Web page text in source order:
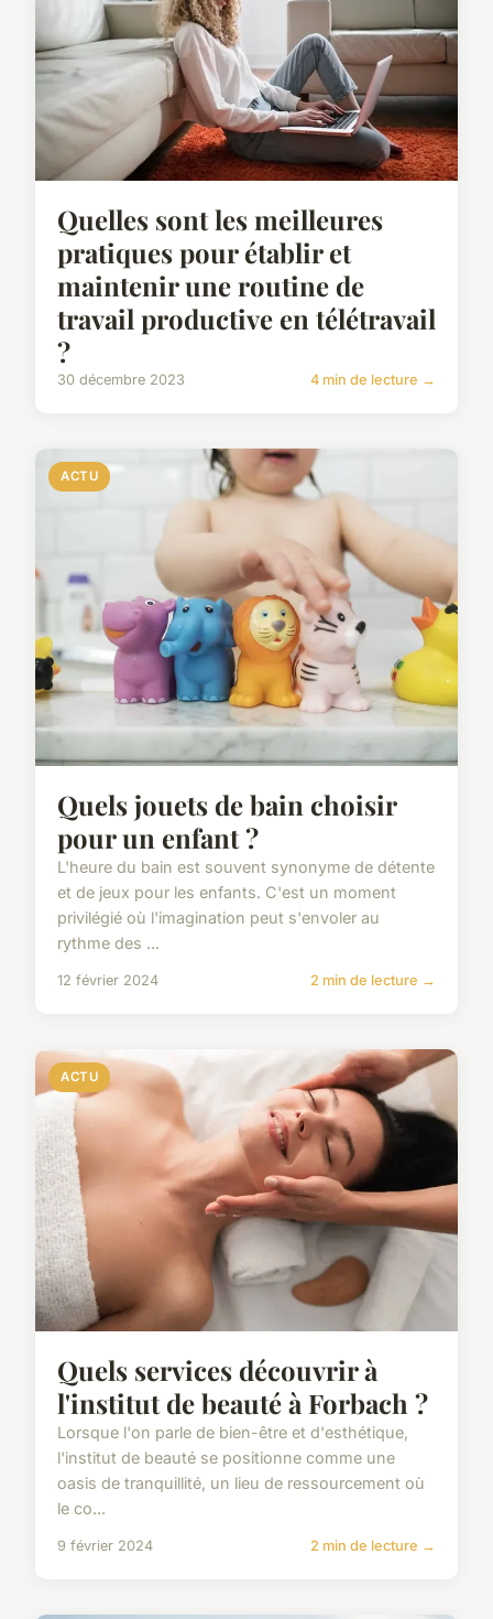
Quelles sont les meilleures
pratiques pour établir et
maintenir une routine de
travail productive en télétravail
?
30 décembre 2023 4 min de lecture →
ACTU
Quels jouets de bain choisir
pour un enfant ?
L'heure du bain est souvent synonyme de détente
et de jeux pour les enfants. C'est un moment
privilégié où l'imagination peut s'envoler au
rythme des ...
12 février 2024 2 min de lecture →
ACTU
Quels services découvrir à
l'institut de beauté à Forbach ?
Lorsque l'on parle de bien-être et d'esthétique,
l'institut de beauté se positionne comme une
oasis de tranquillité, un lieu de ressourcement où
le co...
9 février 2024 2 min de lecture →